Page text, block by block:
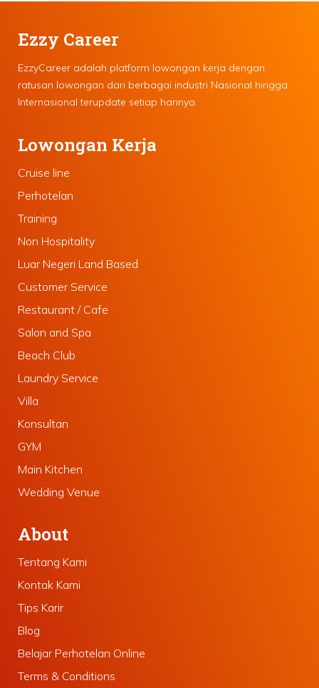
Ezzy Career
EzzyCareer adalah platform lowongan kerja dengan
ratusan lowongan dari berbagai industri Nasional hingga
Internasional terupdate setiap harinya.
Lowongan Kerja
Cruise line
Perhotelan
Training
Non Hospitality
Luar Negeri Land Based
Customer Service
Restaurant / Cafe
Salon and Spa
Beach Club
Laundry Service
Villa
Konsultan
GYM
Main Kitchen
Wedding Venue
About
Tentang Kami
Kontak Kami
Tips Karir
Blog
Belajar Perhotelan Online
Terms & Conditions